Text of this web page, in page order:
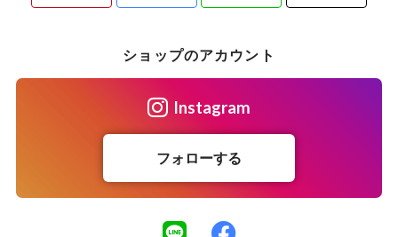
ショップのアカウント
Instagram
フォローする